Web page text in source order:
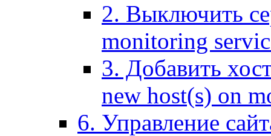
2. Выключить
monitoring
3. Добавить
new host(s) on
6. Управление